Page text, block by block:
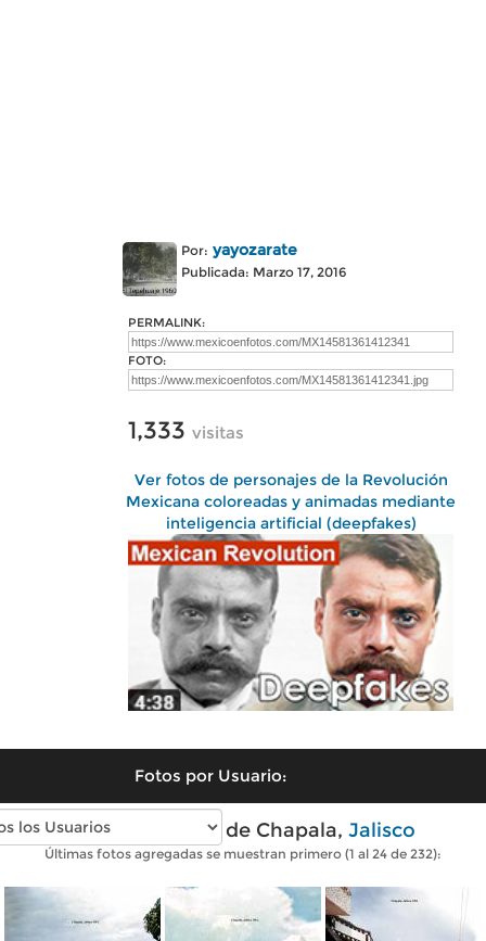
Por: yayozarate
Publicada: Marzo 17, 2016
PERMALINK:
FOTO:
1,333 visitas
Ver fotos de personajes de la Revolución
Mexicana coloreadas y animadas mediante
inteligencia artificial (deepfakes)
Fotos por Usuario:
Fotos antiguas de Chapala, Jalisco
Últimas fotos agregadas se muestran primero (1 al 24 de 232):